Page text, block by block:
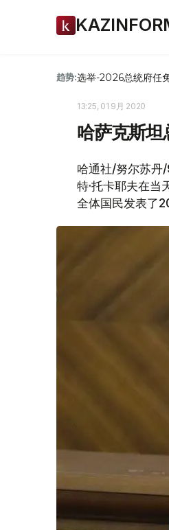
趋势:选举-2026总统府任
13:25, 01 9月 2020
哈萨克斯
哈通社/努尔苏丹
特·托卡耶夫在当
全体国民发表了